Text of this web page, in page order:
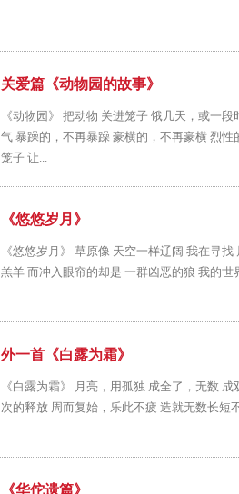
关爱篇《动物园的故事》
《动物园》 把动物 关进笼子 饿几天，或一
气 暴躁的，不再暴躁 豪横的，不再豪横 烈
笼子 让...
《悠悠岁月》
《悠悠岁月》 草原像 天空一样辽阔 我在寻
羔羊 而冲入眼帘的却是 一群凶恶的狼 我的
外一首《白露为霜》
《白露为霜》 月亮，用孤独 成全了，无数
次的释放 周而复始，乐此不疲 造就无数长
《华佗遗篇》